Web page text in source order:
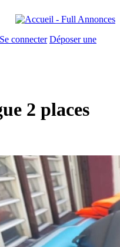
Se connecter Déposer une
2 places